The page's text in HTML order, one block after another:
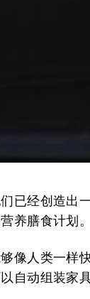
已经创造出
养膳食计划。
像人类一样
自动组装家